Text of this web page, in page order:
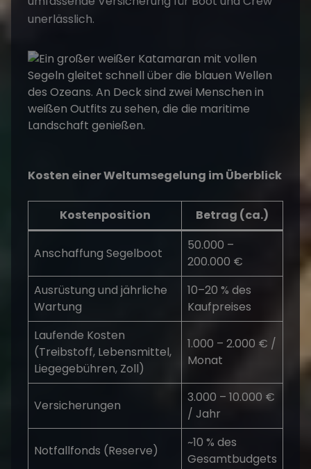
unerlässlich.
Kosten einer Weltumsegelung im Überblick
Kostenposition Betrag (ca.)
Anschaffung Segelboot
50.000 –
200.000 €
Ausrüstung und jährliche
Wartung
10–20 % des
Kaufpreises
Laufende Kosten
(Treibstoff, Lebensmittel,
Liegegebühren, Zoll)
1.000 – 2.000 € /
Monat
Versicherungen
3.000 – 10.000 €
/ Jahr
Notfallfonds (Reserve)
~10 % des
Gesamtbudgets